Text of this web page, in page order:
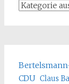
CDU Claus